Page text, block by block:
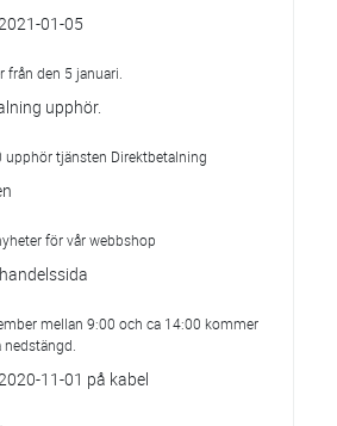
01-05
från den 5 januari.
upphör.
upphör tjänsten Direktbetalning
för vår webbshop
mellan 9:00 och ca 14:00 kommer
11-01 på kabel